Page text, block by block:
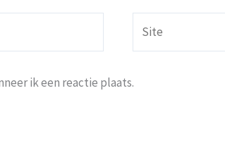
ik een reactie plaats.